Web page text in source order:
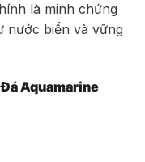
là minh chứng
nước biển và vững
Aquamarine